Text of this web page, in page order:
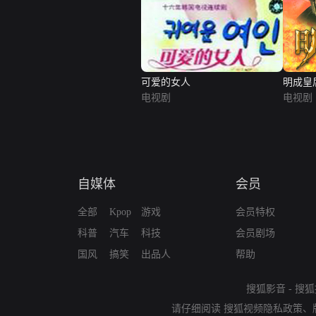
可爱的女人
电视剧
明成皇
电视剧
自媒体
全部
科普
国风
Kpop
汽车
搞笑
游戏
科技
出品人
会员
会员特权
会员剧场
帮助
搜狐影音 - 搜
请仔细阅读 搜狐视频隐私政策、